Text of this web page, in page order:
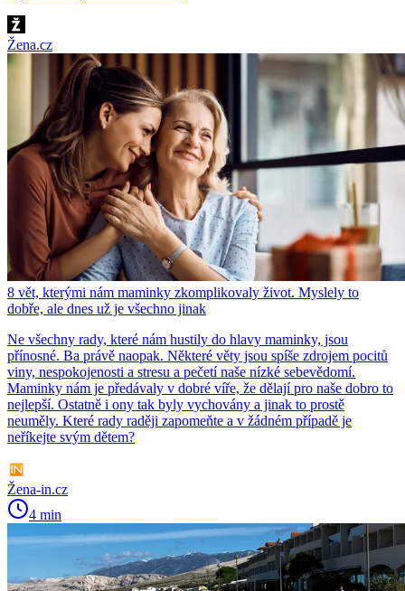
Žena.cz
8 vět, kterými nám maminky zkomplikovaly život. Myslely to
dobře, ale dnes už je všechno jinak
Ne všechny rady, které nám hustily do hlavy maminky, jsou
přínosné. Ba právě naopak. Některé věty jsou spíše zdrojem pocitů
viny, nespokojenosti a stresu a pečetí naše nízké sebevědomí.
Maminky nám je předávaly v dobré víře, že dělají pro naše dobro to
nejlepší. Ostatně i ony tak byly vychovány a jinak to prostě
neuměly. Které rady raději zapomeňte a v žádném případě je
neříkejte svým dětem?
Žena-in.cz
4 min